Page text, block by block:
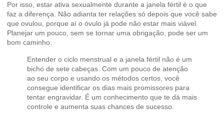
Por isso, estar ativa sexualmente durante a janela fértil é o que
faz a diferença. Não adianta ter relações só depois que você sabe
que ovulou, porque aí o óvulo já pode não estar mais viável.
Planejar um pouco, sem se tornar uma obrigação, pode ser um
bom caminho.
Entender o ciclo menstrual e a janela fértil não é um
bicho de sete cabeças. Com um pouco de atenção
ao seu corpo e usando os métodos certos, você
consegue identificar os dias mais promissores para
tentar engravidar. É um conhecimento que te dá mais
controle e aumenta suas chances de sucesso.